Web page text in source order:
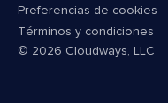
Preferencias de cookies
Términos y condiciones
© 2026 Cloudways, LLC